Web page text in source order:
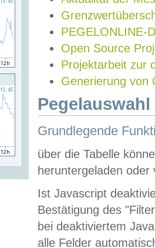
PEGELONLINE-
Open Source
Projektarbeit zur
Generierung von
Grundlegende
über die Tabelle
heruntergeladen oder
Ist Javascript
Bestätigung des
bei deaktiviertem
alle Felder